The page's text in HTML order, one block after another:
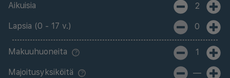
Aikuisia 2
Lapsia (0 - 17 v.) 0
Makuuhuoneita 1
Majoitusyksiköitä —